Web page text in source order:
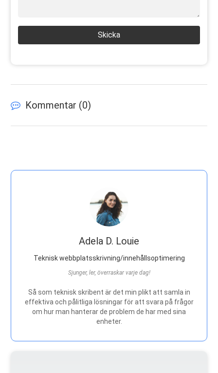
Skicka
Kommentar (0)
Adela D. Louie
Teknisk webbplatsskrivning/innehållsoptimering
Sjunger, ler, överraskar varje dag!
Så som teknisk skribent är det min plikt att samla in
effektiva och pålitliga lösningar för att svara på frågor
om hur man hanterar de problem de har med sina
enheter.